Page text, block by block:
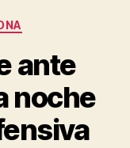
ante
noche